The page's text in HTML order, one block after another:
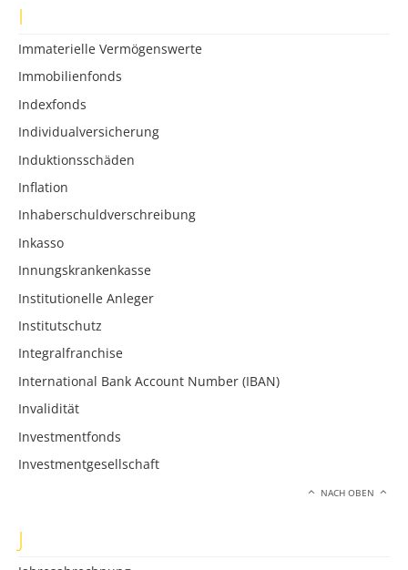
I
Immaterielle Vermögenswerte
Immobilienfonds
Indexfonds
Individualversicherung
Induktionsschäden
Inflation
Inhaberschuldverschreibung
Inkasso
Innungskrankenkasse
Institutionelle Anleger
Institutschutz
Integralfranchise
International Bank Account Number (IBAN)
Invalidität
Investmentfonds
Investmentgesellschaft
NACH OBEN
J